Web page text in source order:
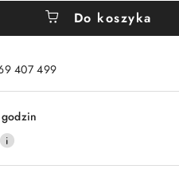
Do koszyka
407 499